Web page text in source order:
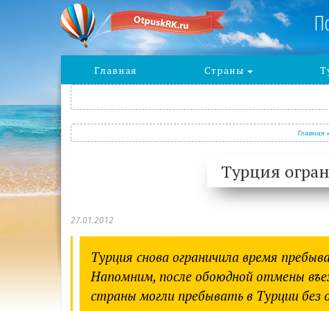
Главная Страны
Главная»
Турция
27.01.2012
Турция снова ограничила время
Напомним, после обоюдной отмены
страны могли пребывать в Турции без